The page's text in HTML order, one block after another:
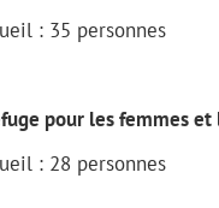
: 35 personnes
pour les femmes
: 28 personnes